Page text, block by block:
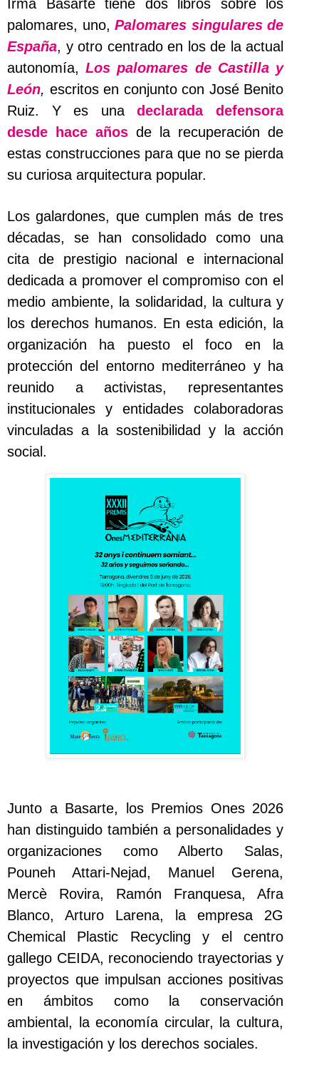
Irma Basarte tiene dos libros sobre los
palomares, uno, Palomares singulares de
España, y otro centrado en los de la actual
autonomía,Los palomares de Castilla y
León, escritos en conjunto con José Benito
Ruiz. Y es unadeclarada defensora
desde hace años de la recuperación de
estas construcciones para que no se pierda
su curiosa arquitectura popular.
Los galardones, que cumplen más de tres
décadas, se han consolidado como una
cita de prestigio nacional e internacional
dedicada a promover el compromiso con el
medio ambiente, la solidaridad, la cultura y
los derechos humanos. En esta edición, la
organización ha puesto el foco en la
protección del entorno mediterráneo y ha
reunido a activistas, representantes
institucionales y entidades colaboradoras
vinculadas a la sostenibilidad y la acción
social.
Junto a Basarte, los Premios Ones 2026
han distinguido también a personalidades y
organizaciones como Alberto Salas,
Pouneh Attari-Nejad, Manuel Gerena,
Mercè Rovira, Ramón Franquesa, Afra
Blanco, Arturo Larena, la empresa 2G
Chemical Plastic Recycling y el centro
gallego CEIDA, reconociendo trayectorias y
proyectos que impulsan acciones positivas
en ámbitos como la conservación
ambiental, la economía circular, la cultura,
la investigación y los derechos sociales.